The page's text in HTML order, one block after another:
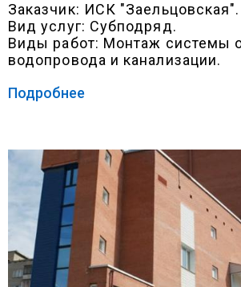
Заказчик: ИСК "Заельцовская".
Вид услуг: Субподряд.
Виды работ: Монтаж системы
водопровода и канализации.
Подробнее